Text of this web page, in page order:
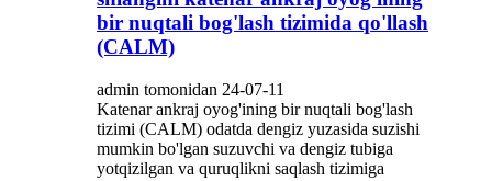
bir nuqtali bog'lash tizimida qo'llash
(CALM)
admin tomonidan 24-07-11
Katenar ankraj oyog'ining bir nuqtali bog'lash
tizimi (CALM) odatda dengiz yuzasida suzishi
mumkin bo'lgan suzuvchi va dengiz tubiga
yotqizilgan va quruqlikni saqlash tizimiga